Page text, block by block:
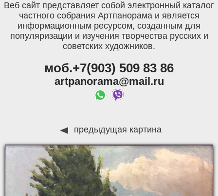
Веб сайт представляет собой электронный каталог
частного собрания Артпанорама и является
информационным ресурсом, созданным для
популяризации и изучения творчества русских и
советских художников.
моб.+7(903) 509 83 86
artpanorama@mail.ru
предыдущая картина